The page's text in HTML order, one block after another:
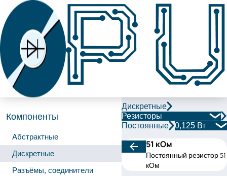
Компоненты
Абстрактные
Дискретные
Разъёмы, соединители
Дискретные
Резисторы
Постоянные
0,125 Вт
51 кОм
Постоянный резистор 51
кОм